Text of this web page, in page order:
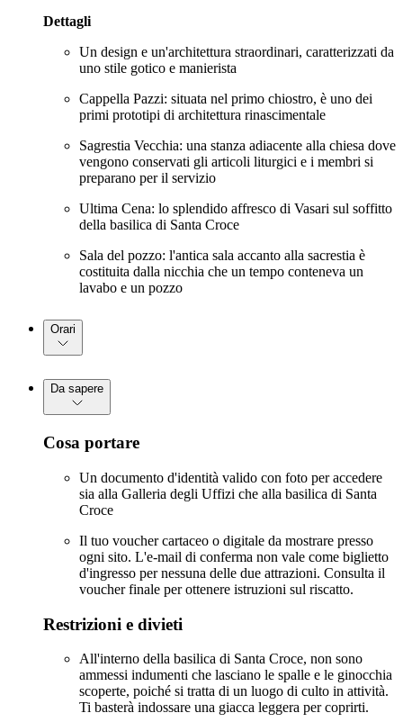
Dettagli
Un design e un'architettura straordinari, caratterizzati da
uno stile gotico e manierista
Cappella Pazzi: situata nel primo chiostro, è uno dei
primi prototipi di architettura rinascimentale
Sagrestia Vecchia: una stanza adiacente alla chiesa dove
vengono conservati gli articoli liturgici e i membri si
preparano per il servizio
Ultima Cena: lo splendido affresco di Vasari sul soffitto
della basilica di Santa Croce
Sala del pozzo: l'antica sala accanto alla sacrestia è
costituita dalla nicchia che un tempo conteneva un
lavabo e un pozzo
Orari
Da sapere
Cosa portare
Un documento d'identità valido con foto per accedere
sia alla Galleria degli Uffizi che alla basilica di Santa
Croce
Il tuo voucher cartaceo o digitale da mostrare presso
ogni sito. L'e-mail di conferma non vale come biglietto
d'ingresso per nessuna delle due attrazioni. Consulta il
voucher finale per ottenere istruzioni sul riscatto.
Restrizioni e divieti
All'interno della basilica di Santa Croce, non sono
ammessi indumenti che lasciano le spalle e le ginocchia
scoperte, poiché si tratta di un luogo di culto in attività.
Ti basterà indossare una giacca leggera per coprirti.